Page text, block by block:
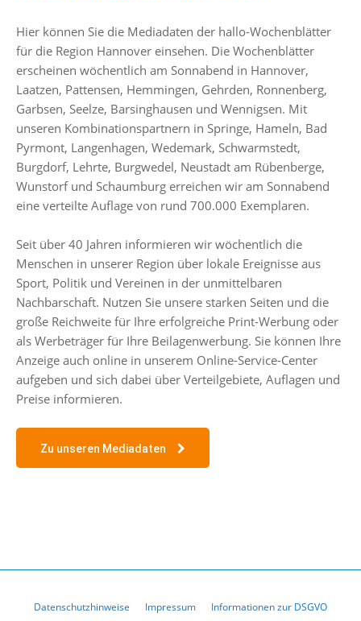
Hier können Sie die Mediadaten der hallo-Wochenblätter
für die Region Hannover einsehen. Die Wochenblätter
erscheinen wöchentlich am Sonnabend in Hannover,
Laatzen, Pattensen, Hemmingen, Gehrden, Ronnenberg,
Garbsen, Seelze, Barsinghausen und Wennigsen. Mit
unseren Kombinationspartnern in Springe, Hameln, Bad
Pyrmont, Langenhagen, Wedemark, Schwarmstedt,
Burgdorf, Lehrte, Burgwedel, Neustadt am Rübenberge,
Wunstorf und Schaumburg erreichen wir am Sonnabend
eine verteilte Auflage von rund 700.000 Exemplaren.
Seit über 40 Jahren informieren wir wöchentlich die
Menschen in unserer Region über lokale Ereignisse aus
Sport, Politik und Vereinen in der unmittelbaren
Nachbarschaft. Nutzen Sie unsere starken Seiten und die
große Reichweite für Ihre erfolgreiche Print-Werbung oder
als Werbeträger für Ihre Beilagenwerbung. Sie können Ihre
Anzeige auch online in unserem Online-Service-Center
aufgeben und sich dabei über Verteilgebiete, Auflagen und
Preise informieren.
Zu unseren Mediadaten
Datenschutzhinweise Impressum Informationen zur DSGVO